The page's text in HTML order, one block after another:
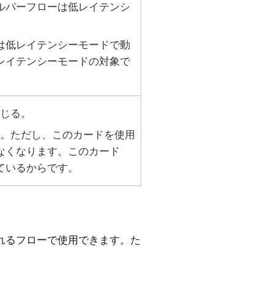
パーフローは低レイテンシ
低レイテンシーモードで動
イテンシーモードの対象で
る。
ただし、このカードを使用
くなります。このカード
るからです。
フローで使用できます。た